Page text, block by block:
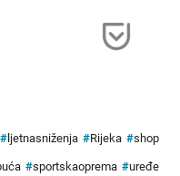
# ljetnasniženja #Rijeka #shop
#sportskaoprema #uređe